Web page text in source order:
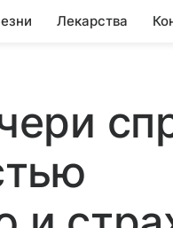
Лекарства